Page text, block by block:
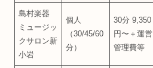
島村楽器
ミュージッ
クサロン新
小岩
個人
（30/45/60
分）
30分 9,350
円〜＋運営
管理費等